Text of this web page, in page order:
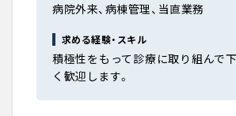
病院外来、病棟管理、当直業務
求める経験・スキル
積極性をもって診療に取り組んで
く歓迎します。